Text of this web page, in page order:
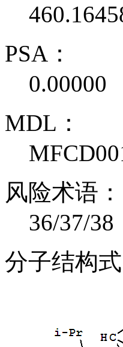
PSA：
0.00000
MDL：
风险术语：
36/37/38
分子结构式